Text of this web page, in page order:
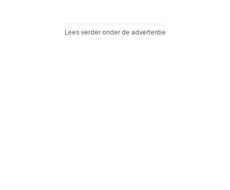
Lees verder onder de advertentie